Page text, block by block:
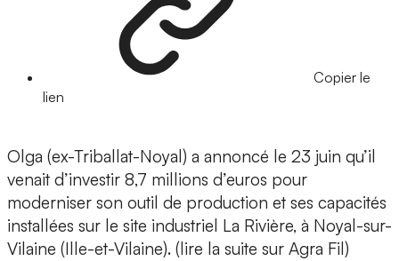
Copier le
lien
Olga (ex-Triballat-Noyal) a annoncé le 23 juin qu’il
venait d’investir 8,7 millions d’euros pour
moderniser son outil de production et ses capacités
installées sur le site industriel La Rivière, à Noyal-sur-
Vilaine (Ille-et-Vilaine). (lire la suite sur Agra Fil)